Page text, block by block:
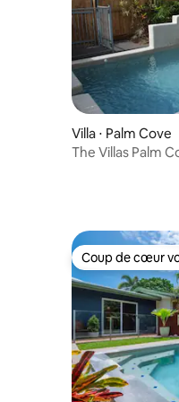
Villa ⋅ Palm Cove
The Villas Palm
Coup de cœur
Coup de cœur